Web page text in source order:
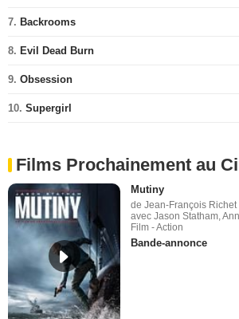
7. Backrooms
8. Evil Dead Burn
9. Obsession
10. Supergirl
Films Prochainement au
Mutiny
de Jean-François Richet
avec Jason Statham,
Film - Action
Bande-annonce